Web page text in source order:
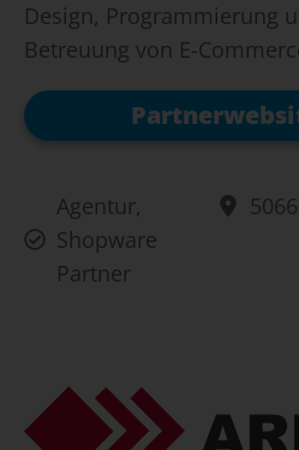
Design, Programmierung
Betreuung von E-
Agentur,
Shopware
Partner